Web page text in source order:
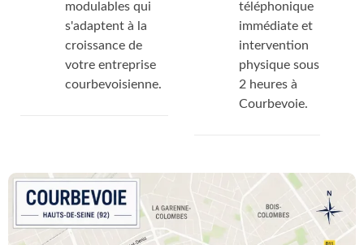
modulables qui
s'adaptent à la
croissance de
votre entreprise
courbevoisienne.
téléphonique
immédiate et
intervention
physique sous
2 heures à
Courbevoie.